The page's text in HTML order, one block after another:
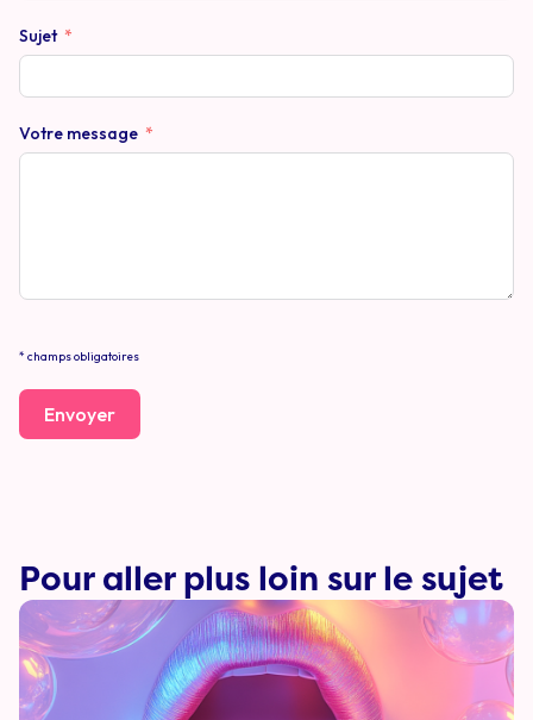
Sujet
Votre message
* champs obligatoires
Envoyer
Pour aller plus loin sur le sujet